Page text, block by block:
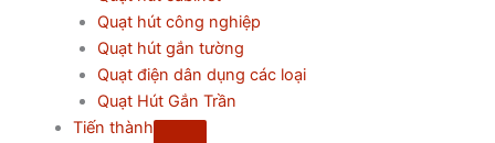
Quạt hút công nghiệp
Quạt hút gắn tường
Quạt điện dân dụng các loại
Quạt Hút Gắn Trần
Tiến thành